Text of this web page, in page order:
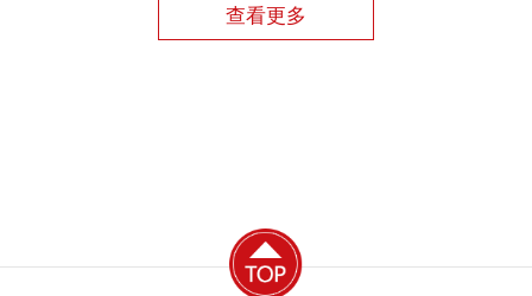
心，奥运组委会将吉祥物冰墩墩放到东莞生
产，而众盛硅胶也有幸参与了冰墩墩的生产制
查看更多